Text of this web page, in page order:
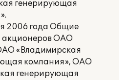
генерирующая
2006 года Общие
акционеров ОАО
«Владимирская
компания», ОАО
генерирующая